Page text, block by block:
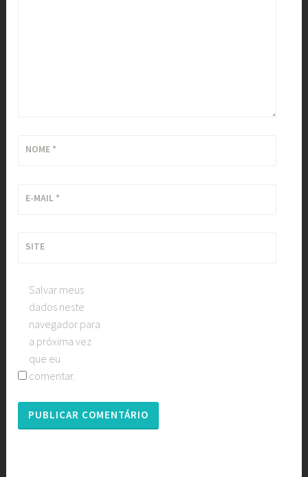
NOME *
E-MAIL *
SITE
Salvar meus
dados neste
navegador para
a próxima vez
que eu
comentar.